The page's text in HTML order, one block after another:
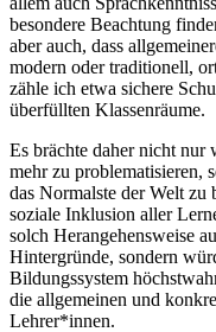
besondere Beachtung
aber auch, dass
modern oder traditionell,
zähle ich etwa sichere
überfüllten Klassenräume.
Es brächte daher nicht
mehr zu problematisieren,
das Normalste der Welt zu
soziale Inklusion aller
solch Herangehensweise
Hintergründe, sondern
Bildungssystem
die allgemeinen und
Lehrer*innen.